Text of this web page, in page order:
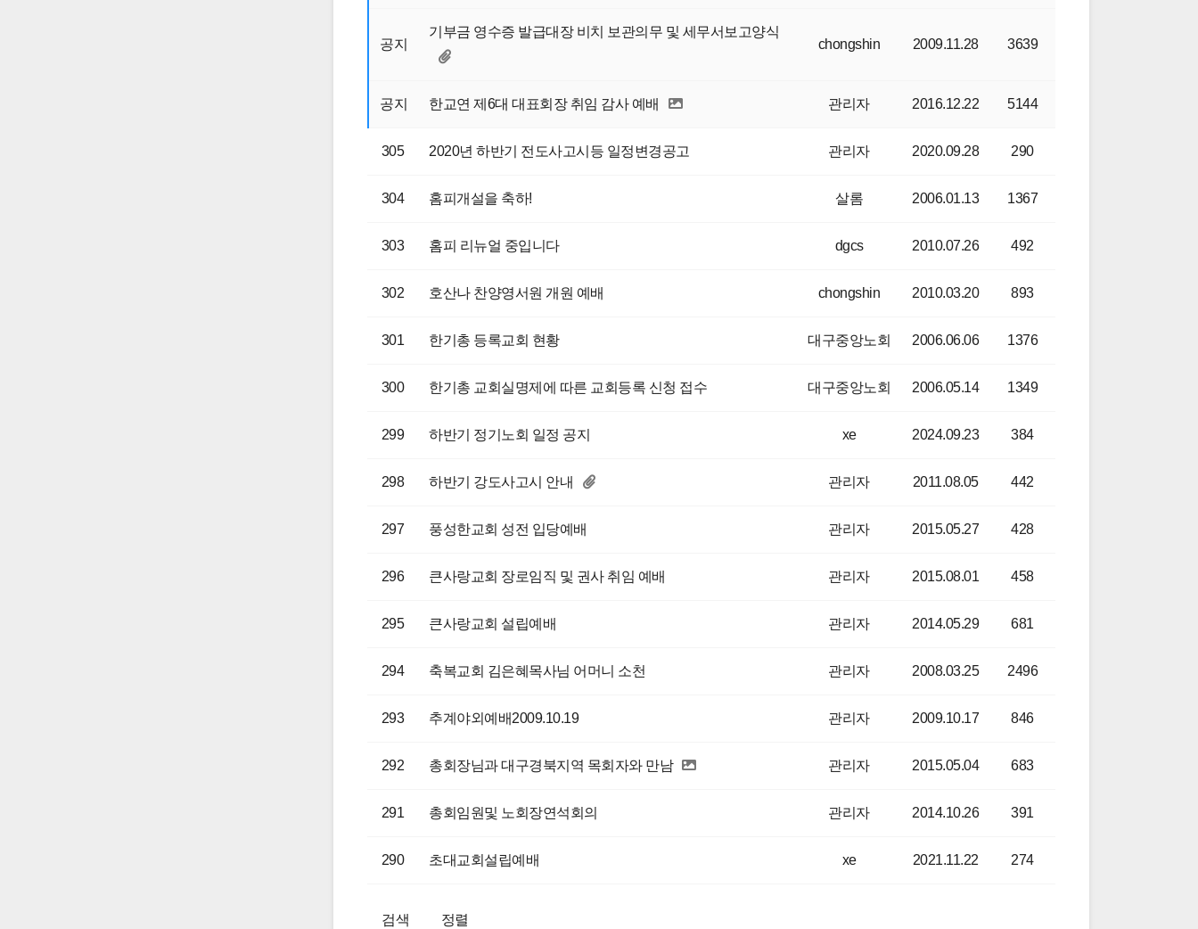
공지
기부금 영수증 발급대장 비치 보관의무 및 세무서보고양식
chongshin
2009.11.28 3639
공지 한교연 제6대 대표회장 취임 감사 예배 관리자 2016.12.22 5144
305 2020년 하반기 전도사고시등 일정변경공고 관리자 2020.09.28 290
304 홈피개설을 축하! 살롬 2006.01.13 1367
303 홈피 리뉴얼 중입니다 dgcs 2010.07.26 492
302 호산나 찬양영서원 개원 예배 chongshin 2010.03.20 893
301 한기총 등록교회 현황 대구중앙노회 2006.06.06 1376
300 한기총 교회실명제에 따른 교회등록 신청 접수 대구중앙노회 2006.05.14 1349
299 하반기 정기노회 일정 공지 xe 2024.09.23 384
298 하반기 강도사고시 안내 관리자 2011.08.05 442
297 풍성한교회 성전 입당예배 관리자 2015.05.27 428
296 큰사랑교회 장로임직 및 권사 취임 예배 관리자 2015.08.01 458
295 큰사랑교회 설립예배 관리자 2014.05.29 681
294 축복교회 김은혜목사님 어머니 소천 관리자 2008.03.25 2496
293 추계야외예배2009.10.19 관리자 2009.10.17 846
292 총회장님과 대구경북지역 목회자와 만남 관리자 2015.05.04 683
291 총회임원및 노회장연석회의 관리자 2014.10.26 391
290 초대교회설립예배 xe 2021.11.22 274
검색 정렬